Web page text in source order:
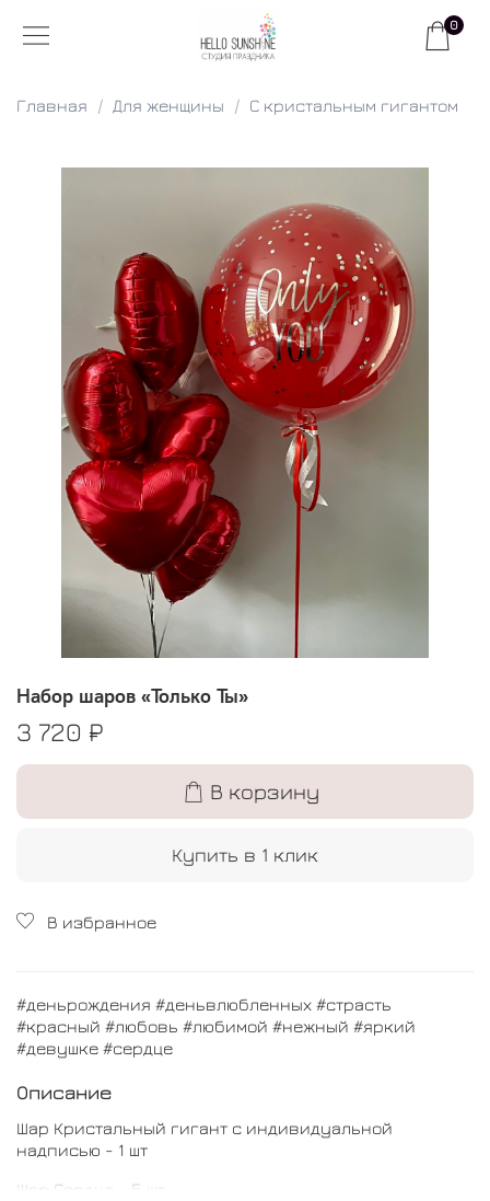
0
Главная Для женщины С кристальным гигантом
Набор шаров «Только Ты»
3 720 ₽
В корзину
Купить в 1 клик
В избранное
#деньрождения #деньвлюбленных #страсть
#красный #любовь #любимой #нежный #яркий
#девушке #сердце
Описание
Шар Кристальный гигант с индивидуальной
надписью - 1 шт
Шар Сердце - 5 шт